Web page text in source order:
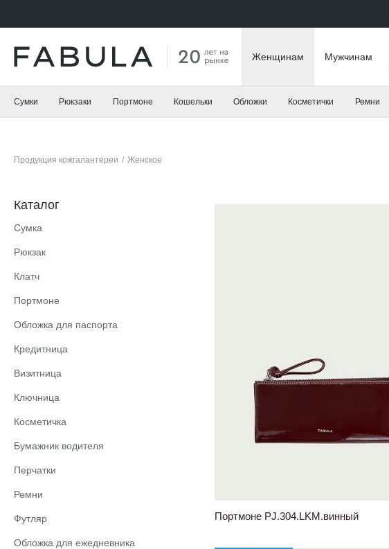
Женщинам Мужчинам
Сумки Рюкзаки Портмоне Кошельки Обложки Косметички Ремни
Продукция кожгалантереи / Женское
Каталог
Сумка
Рюкзак
Клатч
Портмоне
Обложка для паспорта
Кредитница
Визитница
Ключница
Косметичка
Бумажник водителя
Перчатки
Ремни
Футляр
Обложка для ежедневника
Портмоне PJ.304.LKM.винный